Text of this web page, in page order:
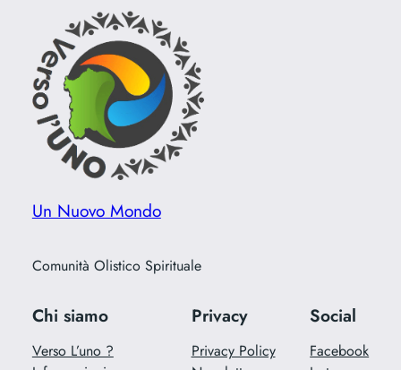
Un Nuovo Mondo
Comunità Olistico Spirituale
Chi siamo
Verso L’uno ?
Privacy
Privacy Policy
Social
Facebook